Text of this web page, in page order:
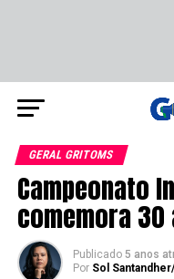
GERAL GRITOMS
Campeonato
comemora 30
Publicado 5 anos
Por Sol